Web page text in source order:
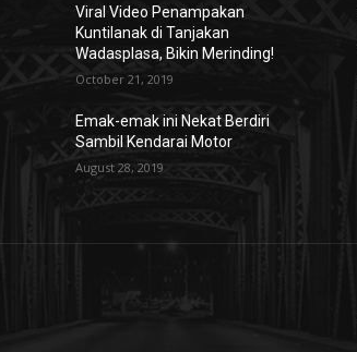
Viral Video Penampakan
Kuntilanak di Tanjakan
Wadasplasa, Bikin Merinding!
October 21, 2019
Emak-emak ini Nekat Berdiri
Sambil Kendarai Motor
August 28, 2019